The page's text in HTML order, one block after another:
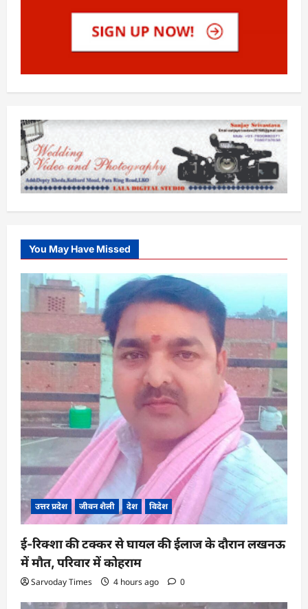
You May Have Missed
उत्तर प्रदेश जीवन शैली देश विदेश
ई-रिक्शा की टक्कर से घायल की ईलाज के दौरान लखनऊ
में मौत, परिवार में कोहराम
Sarvoday Times 4 hours ago 0